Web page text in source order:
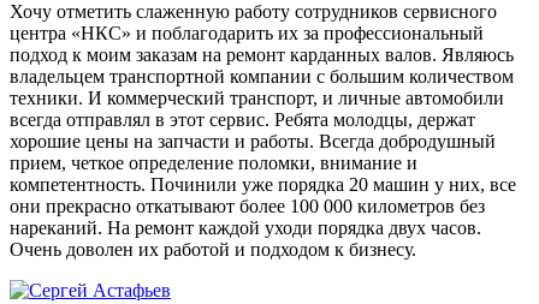
Хочу отметить слаженную работу сотрудников сервисного
центра «НКС» и поблагодарить их за профессиональный
подход к моим заказам на ремонт карданных валов. Являюсь
владельцем транспортной компании с большим количеством
техники. И коммерческий транспорт, и личные автомобили
всегда отправлял в этот сервис. Ребята молодцы, держат
хорошие цены на запчасти и работы. Всегда добродушный
прием, четкое определение поломки, внимание и
компетентность. Починили уже порядка 20 машин у них, все
они прекрасно откатывают более 100 000 километров без
нареканий. На ремонт каждой уходи порядка двух часов.
Очень доволен их работой и подходом к бизнесу.